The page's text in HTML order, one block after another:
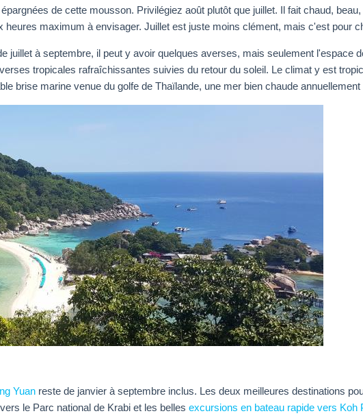
de cette mousson. Privilégiez août plutôt que juillet. Il fait chaud,
maximum à envisager. Juillet est juste moins clément, mais c'est pour
juillet à septembre, il peut y avoir quelques averses, mais seulement l'espace
tropicales rafraîchissantes suivies du retour du soleil. Le climat y est
brise marine venue du golfe de Thaïlande, une mer bien chaude annuellement
Yuan reste de janvier à septembre inclus. Les deux meilleures destinations
le Parc national de Krabi et les belles excursions en bateau rapide vers Koh